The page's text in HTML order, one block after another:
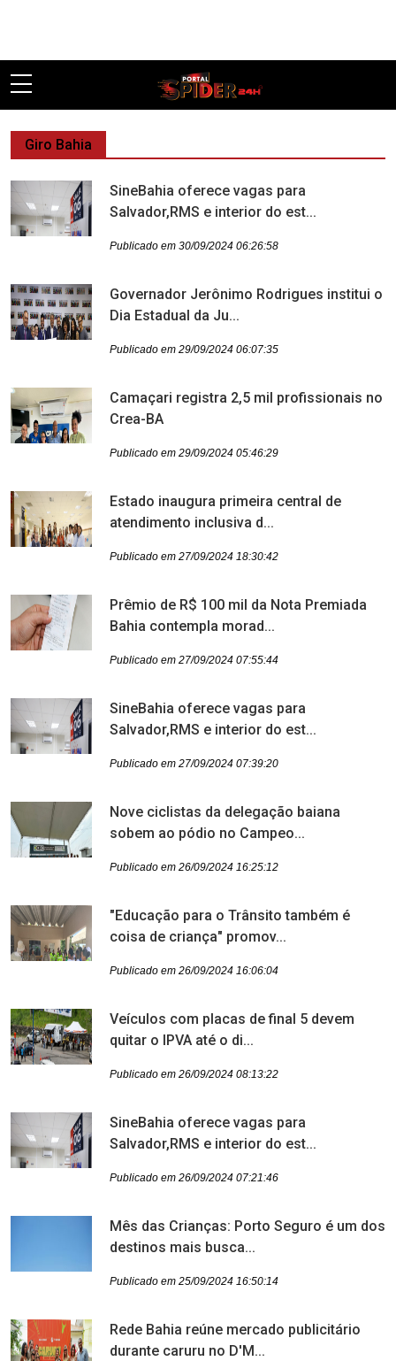
Giro Bahia
SineBahia oferece vagas para
Salvador,RMS e interior do est...
Publicado em 30/09/2024 06:26:58
Governador Jerônimo Rodrigues institui o
Dia Estadual da Ju...
Publicado em 29/09/2024 06:07:35
Camaçari registra 2,5 mil profissionais no
Crea-BA
Publicado em 29/09/2024 05:46:29
Estado inaugura primeira central de
atendimento inclusiva d...
Publicado em 27/09/2024 18:30:42
Prêmio de R$ 100 mil da Nota Premiada
Bahia contempla morad...
Publicado em 27/09/2024 07:55:44
SineBahia oferece vagas para
Salvador,RMS e interior do est...
Publicado em 27/09/2024 07:39:20
Nove ciclistas da delegação baiana
sobem ao pódio no Campeo...
Publicado em 26/09/2024 16:25:12
"Educação para o Trânsito também é
coisa de criança" promov...
Publicado em 26/09/2024 16:06:04
Veículos com placas de final 5 devem
quitar o IPVA até o di...
Publicado em 26/09/2024 08:13:22
SineBahia oferece vagas para
Salvador,RMS e interior do est...
Publicado em 26/09/2024 07:21:46
Mês das Crianças: Porto Seguro é um dos
destinos mais busca...
Publicado em 25/09/2024 16:50:14
Rede Bahia reúne mercado publicitário
durante caruru no D'M...